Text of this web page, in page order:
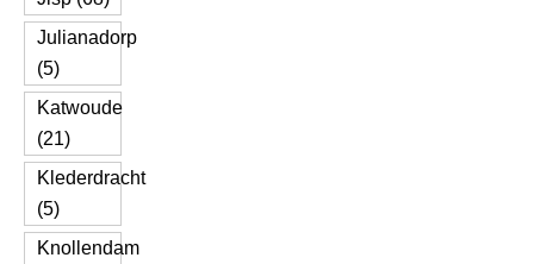
Julianadorp
(5)
Katwoude
(21)
Klederdracht
(5)
Knollendam